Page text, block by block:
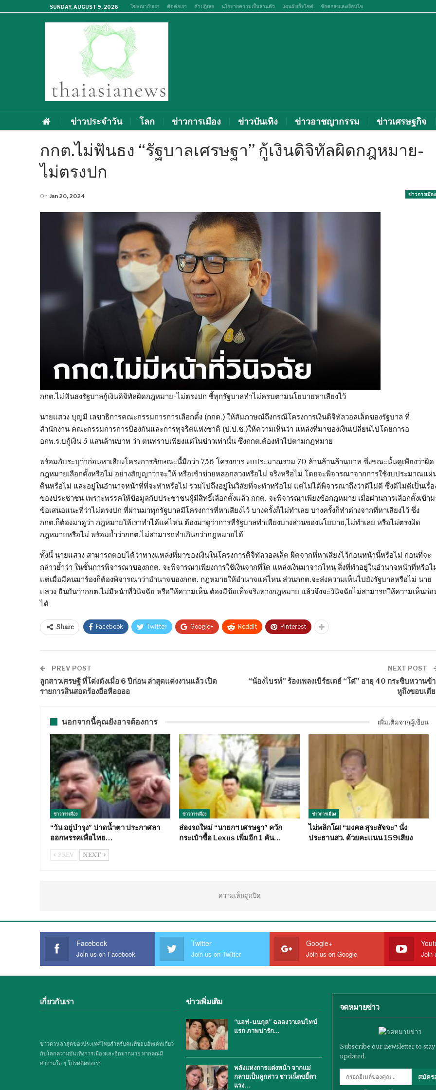
SUNDAY, AUGUST 9, 2026 โฆษณากับเรา ติดต่อเรา คำปฏิเสธ นโยบายความเป็นส่วนตัว แผนผังเว็บไซต์ ข้อตกลงและเงื่อนไข
ข่าวประจำวัน โลก ข่าวการเมือง ข่าวบันเทิง ข่าวอาชญากรรม ข่าวเศรษฐกิจ
กกต.ไม่ฟันธง “รัฐบาลเศรษฐา” กู้เงินดิจิทัลผิดกฎหมาย-
ไม่ตรงปก
ข่าวการเมือง
On Jan 20, 2024
กกต.ไม่ฟันธงรัฐบาลกู้เงินดิจิทัลผิดกฎหมาย-ไม่ตรงปก ชี้ทุกรัฐบาลทำไม่ครบตามนโยบายหาเสียงไว้
นายแสวง บุญมี เลขาธิการคณะกรรมการการเลือกตั้ง (กกต.) ให้สัมภาษณ์ถึงกรณีโครงการเงินดิจิทัลวอลเล็ตของรัฐบาล ที่
สำนักงาน คณะกรรมการการป้องกันและการทุจริตแห่งชาติ (ป.ป.ช.)ให้ความเห็นว่า แหล่งที่มาของเงินเปลี่ยนไปโดยการอ
อกพ.ร.บกู้เงิน 5 แสนล้านบาท ว่า ตนทราบเพียงแต่ในข่าวเท่านั้น ซึ่งกกต.ต้องทำไปตามกฎหมาย
พร้อมกับระบุว่าก่อนหาเสียงโครงการลักษณะนี้มีกว่า 756 โครงการ งบประมาณรวม 70 ล้านล้านล้านบาท ซึ่งขณะนั้นดูเพียงว่าผิด
กฎหมายเลือกตั้งหรือไม่ อย่างสัญญาว่าจะให้ หรือเข้าข่ายหลอกลวงหรือไม่ จริงหรือไม่ โดยจะพิจารณาจากการใช้งบประมาณแผ่
ดินหรือไม่ และอยู่ในอำนาจหน้าที่ที่จะทำหรือไม่ รวมไปถึงอยู่ในวิสัยที่จะทำหรือไม่ แต่ไม่ได้พิจารณาถึงว่าดีไม่ดี ซึ่งดีไม่ดีเป็นเรื่อ
ของประชาชน เพราะพรรคให้ข้อมูลกับประชาชนผู้มีสิทธิ์เลือกตั้งแล้ว กกต. จะพิจารณาเพียงข้อกฎหมาย เมื่อผ่านการเลือกตั้งเข้า
ข้อเสนอแนะที่ว่าไม่ตรงปก ที่ผ่านมาทุกรัฐบาลมีโครงการที่หาเสียงไว้ บางครั้งก็ไม่ทำเลย บางครั้งก็ทำต่างจากที่หาเสียงไว้ ซึ่ง
กกต.ก็ต้องมาดูว่า กฎหมายให้เราทำได้แค่ไหน ต้องมาดูว่าการที่รัฐบาลทำเพียงบางส่วนของนโยบาย,ไม่ทำเลย หรือไม่ตรงผิด
กฎหมายหรือไม่ พร้อมย้ำว่ากกต.ไม่สามารถทำเกินกว่ากฎหมายได้
ทั้งนี้ นายแสวง สามารถตอบได้ว่าทางแหล่งที่มาของเงินในโครงการดิจิทัลวอลเล็ต ผิดจากที่หาเสียงไว้ก่อนหน้านี้หรือไม่ ก่อนที่จะ
กล่าวย้ำว่า ในชั้นการพิจารณาของกกต. จะพิจารณาเพียงการใช้เงินจากที่ใด แหล่งเงินมาจากไหน สิ่งที่ทำอยู่ในอำนาจหน้าที่หรือไ
แต่เมื่อมีคนมาร้องก็ต้องพิจารณาว่าอำนาจของกกต. กฎหมายให้อำนาจแค่ไหน ส่วนกกต.จะส่งความเห็นไปยังรัฐบาลหรือไม่ นาย
แสวง ยืนยันว่ากกต.ไม่มีหน้าที่วินิจฉัย หรือให้ความเห็น ต้องมีข้อเท็จจริงทางกฎหมาย แล้วจึงจะวินิจฉัยไม่สามารถให้ความเห็นก่อ
ได้
Share Facebook Twitter Google+ ReddIt Pinterest
PREV POST
ลูกสาวเศรษฐี ที่โด่งดังเมื่อ 6 ปีก่อน ล่าสุดแต่งงานแล้ว เปิด
รายการสินสอดร้องอือหืออออ
NEXT POST
“น้องไบรท์” ร้องเพลงเบิร์ธเดย์ “โต๋” อายุ 40 กระซิบหวานข้
หูถึงขอบเตี
นอกจากนี้คุณยังอาจต้องการ เพิ่มเติมจากผู้เขียน
ข่าวการเมือง
“วัน อยู่บำรุง” ปาดน้ำตา ประกาศลา
ออกพรรคเพื่อไทย…
ข่าวการเมือง
ส่องรถใหม่ “นายกฯ เศรษฐา” ควัก
กระเป๋าซื้อ Lexus เพิ่มอีก 1 คัน…
ข่าวการเมือง
ไม่พลิกโผ! “มงคล สุระสัจจะ” นั่ง
ประธานสว. ด้วยคะแนน 159เสียง
PREV NEXT
ความเห็นถูกปิด
Facebook
Join us on Facebook
Twitter
Join us on Twitter
Google+
Join us on Google Join
เกี่ยวกับเรา
ข่าวด่วนล่าสุดของประเทศไทยสำหรับคนที่ชอบอัพเดทเกี่ยว
กับโลกความบันเทิงการเมืองและอีกมากมาย หากคุณมี
คำถามใด ๆ โปรดติดต่อเรา
ข่าวเพิ่มเติม
“แอฟ-นนกุล” ฉลองวาเลนไทน์
แรก ภาพน่ารัก…
พลังแห่งการแต่งหน้า จากแม่
กลายเป็นลูกสาว ชาวเน็ตขยี้ตา
แรง…
จดหมายข่าว
Subscribe our newsletter to stay
updated.
สมัคร